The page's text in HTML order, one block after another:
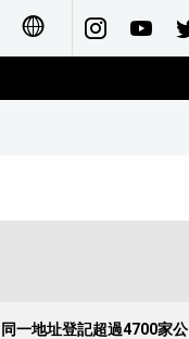
同一地址登記超過4700家公